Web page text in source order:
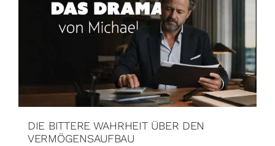
DIE BITTERE WAHRHEIT ÜBER DEN
VERMÖGENSAUFBAU